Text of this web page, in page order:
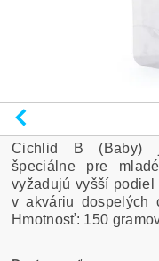
Cichlid B (Baby)
špeciálne pre
vyžadujú vyšší
v akváriu dospelých
Hmotnosť: 150